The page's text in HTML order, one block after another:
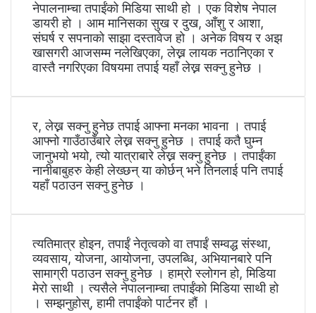
नेपालनाम्चा तपाईंको मिडिया साथी हो । एक विशेष नेपाल
डायरी हो । आम मानिसका सुख र दुख, आँशु र आशा,
संघर्ष र सपनाको साझा दस्तावेज हो । अनेक विषय र अझ
खासगरी आजसम्म नलेखिएका, लेख्न लायक नठानिएका र
वास्तै नगरिएका विषयमा तपाई यहाँ लेख्न सक्नु हुनेछ ।
र, लेख्न सक्नु हुनेछ तपाई आफ्ना मनका भावना । तपाई
आफ्नो गाउँठाउँबारे लेख्न सक्नु हुनेछ । तपाई कतै घुम्न
जानुभयो भयो, त्यो यात्राबारे लेख्न सक्नु हुनेछ । तपाईंका
नानीबाबुहरु केही लेख्छन् या कोर्छन् भने तिनलाई पनि तपाई
यहाँ पठाउन सक्नु हुनेछ ।
त्यतिमात्र होइन, तपाईं नेतृत्वको वा तपाईं सम्वद्ध संस्था,
व्यवसाय, योजना, आयोजना, उपलब्धि, अभियानबारे पनि
सामाग्री पठाउन सक्नु हुनेछ । हाम्रो स्लोगन हो, मिडिया
मेरो साथी । त्यसैले नेपालनाम्चा तपाईंको मिडिया साथी हो
। सम्झनुहोस्, हामी तपाईंको पार्टनर हौं ।